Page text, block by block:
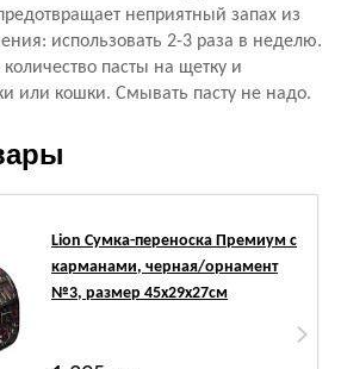
неприятный запах из
использовать 2-3 раза в неделю.
пасты на щетку и
или кошки. Смывать пасту не надо.
Lion Сумка-переноска Премиум с
карманами, черная/орнамент
№3, размер 45х29х27см